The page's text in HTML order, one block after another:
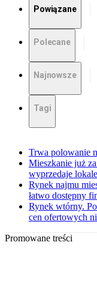
Powiązane
Polecane
Najnowsze
Tagi
Trwa polowanie
Mieszkanie już
wyprzedaje lokale
Rynek najmu
łatwo dostępny
Rynek wtórny.
cen ofertowych
Promowane treści